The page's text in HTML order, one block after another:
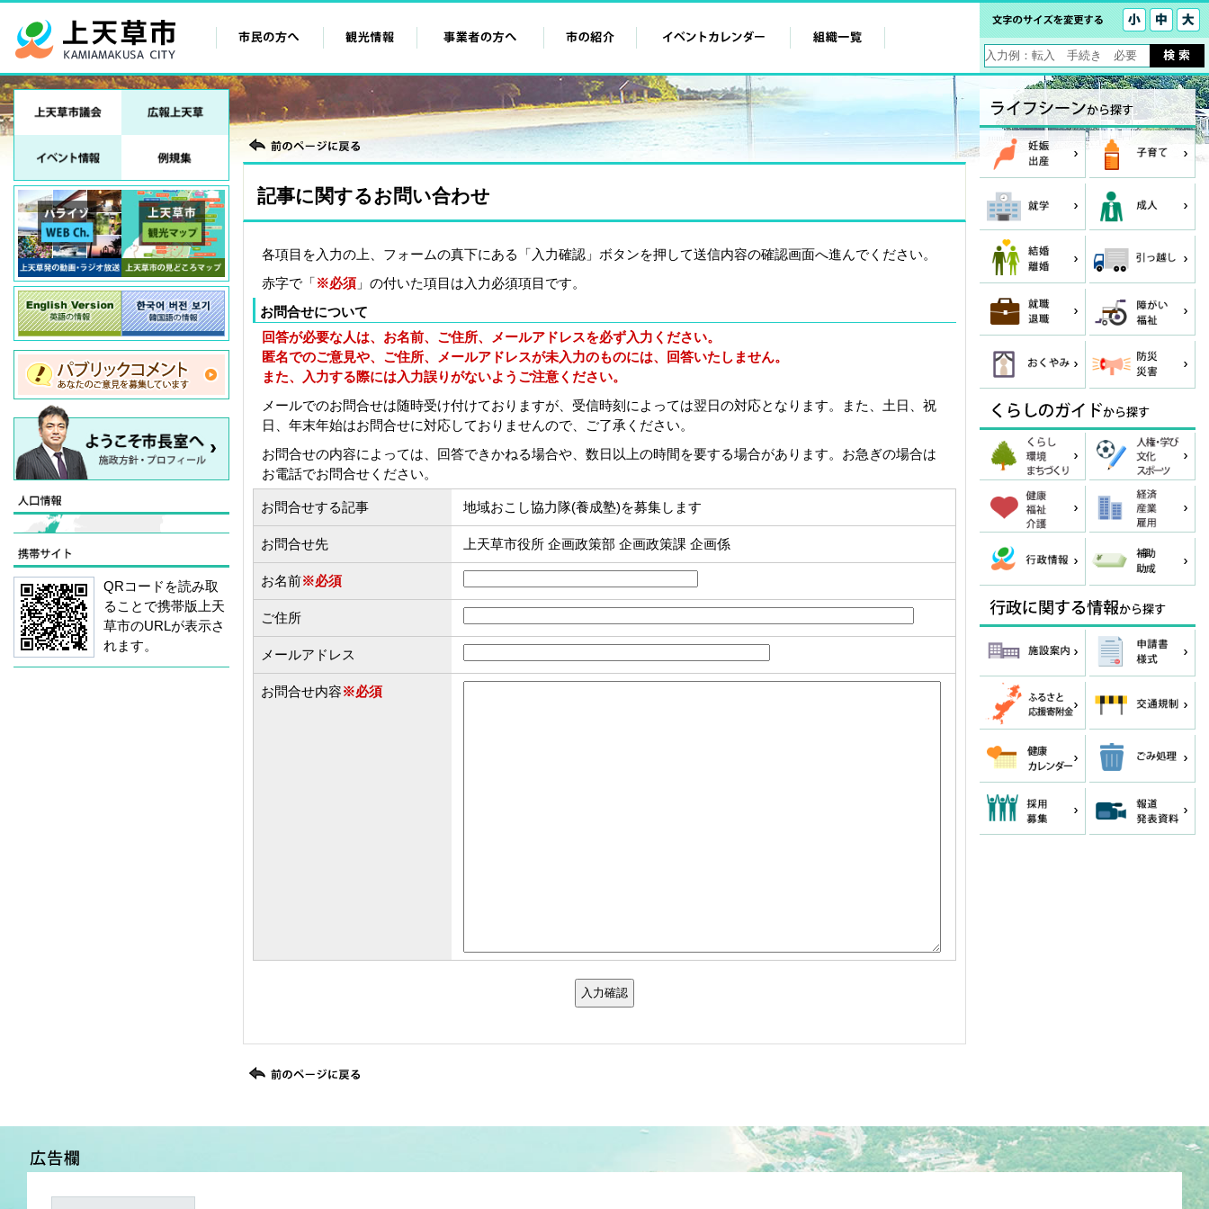
記事に関するお問い合わせ
各項目を入力の上、フォームの真下にある「入力確認」ボタンを押して送信内容の確認画面へ進んでください。
赤字で「※必須 」の付いた項目は入力必須項目です。
お問合せについて
回答が必要な人は、お名前、ご住所、メールアドレスを必ず入力ください。
匿名でのご意見や、ご住所、メールアドレスが未入力のものには、回答いたしません。
また、入力する際には入力誤りがないようご注意ください。
メールでのお問合せは随時受け付けておりますが、受信時刻によっては翌日の対応となります。また、土日、祝
日、年末年始はお問合せに対応しておりませんので、ご了承ください。
お問合せの内容によっては、回答できかねる場合や、数日以上の時間を要する場合があります。お急ぎの場合は
お電話でお問合せください。
お問合せする記事 地域おこし協力隊(養成塾)を募集します
お問合せ先 上天草市役所 企画政策部 企画政策課 企画係
お名前※必須
ご住所
メールアドレス
お問合せ内容※必須
QRコードを読み取
ることで携帯版上天
草市のURLが表示さ
れます。